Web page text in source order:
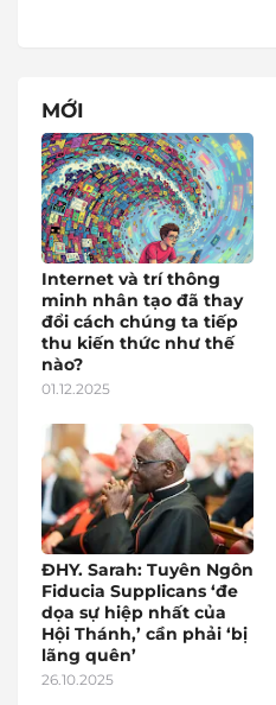
MỚI
Internet và trí thông
minh nhân tạo đã thay
đổi cách chúng ta tiếp
thu kiến thức như thế
nào?
01.12.2025
ĐHY. Sarah: Tuyên Ngôn
Fiducia Supplicans ‘đe
dọa sự hiệp nhất của
Hội Thánh,’ cần phải ‘bị
lãng quên’
26.10.2025